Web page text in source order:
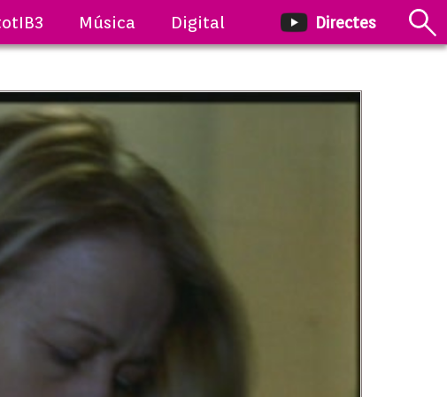
Música Digital Directes